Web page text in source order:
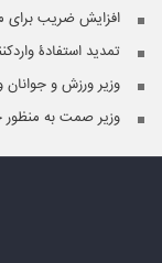
افزایش ضریب برای
تمدید استفادۀ
وزیر ورزش و جوانان
وزیر صمت به